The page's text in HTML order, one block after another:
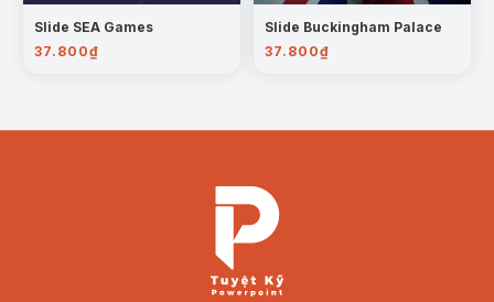
Slide SEA Games
37.800₫
Slide Buckingham Palace
37.800₫